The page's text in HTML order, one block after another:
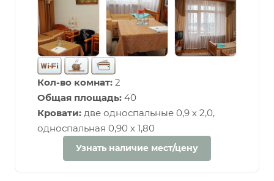
Кол-во комнат: 2
Общая площадь: 40
Кровати: две односпальные 0,9 х 2,0,
односпальная 0,90 х 1,80
Узнать наличие мест/цену